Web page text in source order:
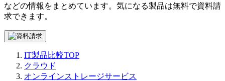
などの情報をまとめています。気になる製品は無料で資料請
求できます。
IT製品比較TOP
クラウド
オンラインストレージサービス